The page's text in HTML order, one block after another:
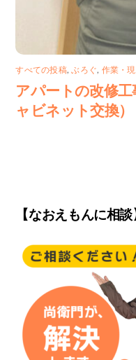
すべての投稿,ぶろぐ, 作業・
アパートの改修
ャビネット交換）
【なおえもんに相談